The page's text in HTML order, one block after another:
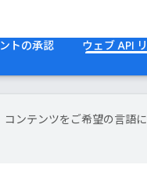
トの承認 ウェブ API
コンテンツをご希望の言語